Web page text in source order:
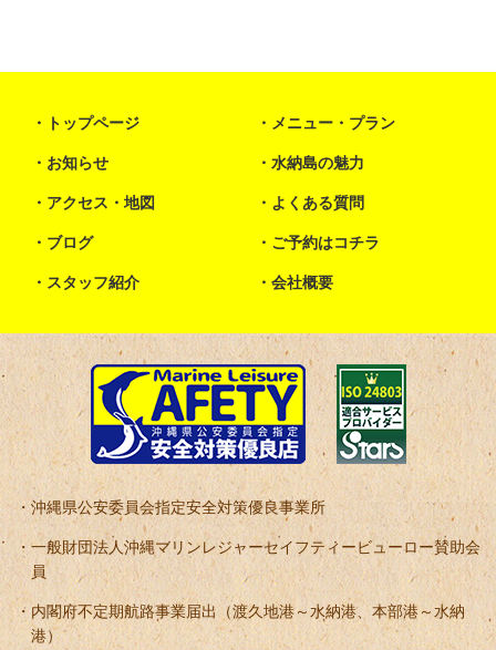
トップページ メニュー・プラン
お知らせ 水納島の魅力
アクセス・地図 よくある質問
ブログ ご予約はコチラ
スタッフ紹介 会社概要
沖縄県公安委員会指定安全対策優良事業所
一般財団法人沖縄マリンレジャーセイフティービューロー賛助会
員
内閣府不定期航路事業届出（渡久地港～水納港、本部港～水納
港）